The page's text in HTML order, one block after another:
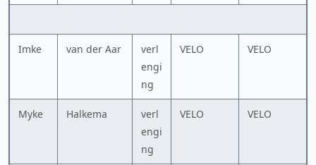
Imke van der Aar
verl
engi
ng
VELO VELO
Myke Halkema
verl
engi
ng
VELO VELO